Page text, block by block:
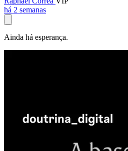
há 2 semanas
Ainda há esperança.